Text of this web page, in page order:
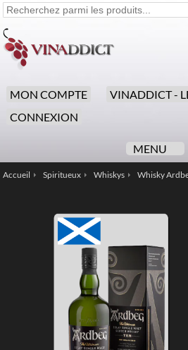
MON COMPTE
VINADDICT -
CONNEXION
MENU
Accueil Spiritueux Whiskys Whisky